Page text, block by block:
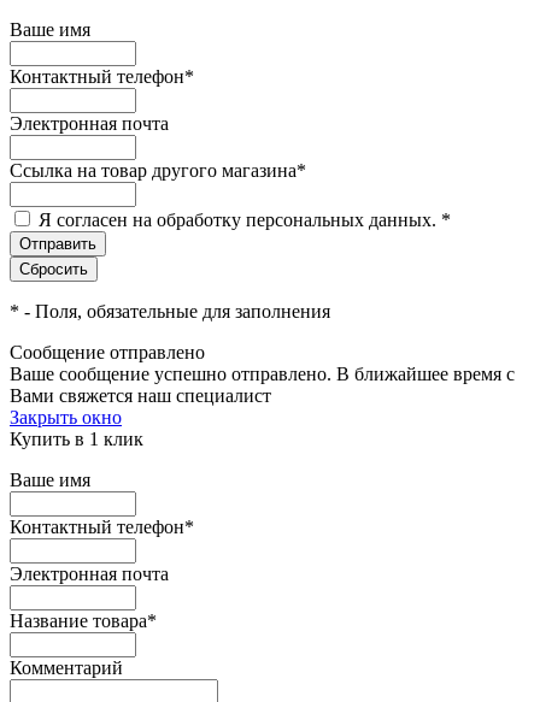
Ваше имя
Контактный телефон*
Электронная почта
Ссылка на товар другого магазина*
Я согласен на обработку персональных данных. *
* - Поля, обязательные для заполнения
Сообщение отправлено
Ваше сообщение успешно отправлено. В ближайшее время с
Вами свяжется наш специалист
Закрыть окно
Купить в 1 клик
Ваше имя
Контактный телефон*
Электронная почта
Название товара*
Комментарий